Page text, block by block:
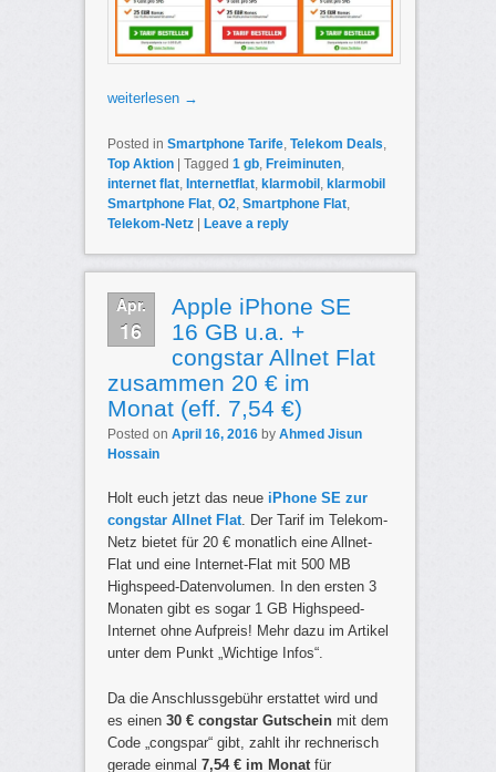
weiterlesen →
Posted in Smartphone Tarife, Telekom Deals
Top Aktion | Tagged 1 gb, Freiminuten,
internet flat, Internetflat, klarmobil, klarmobil
Smartphone Flat, O2 Smartphone Flat,
Telekom-Netz | Leave a reply
Apr.
16
Apple iPhone SE
16 GB u.a. +
congstar Allnet Flat
zusammen 20 € im
Monat (eff. 7,54 €)
Posted on April 16, 2016 by Ahmed Jisun
Hossain
Holt euch jetzt das neue iPhone SE zur
congstar Allnet Flat. Der Tarif im Telekom-
Netz bietet für 20 € monatlich eine Allnet-
Flat und eine Internet-Flat mit 500 MB
Highspeed-Datenvolumen. In den ersten 3
Monaten gibt es sogar 1 GB Highspeed-
Internet ohne Aufpreis! Mehr dazu im Artikel
unter dem Punkt „Wichtige Infos“.
Da die Anschlussgebühr erstattet wird und
es einen 30 € congstar Gutschein mit dem
Code „congspar“ gibt, zahlt ihr rechnerisch
gerade einmal 7,54 € im Monatfür